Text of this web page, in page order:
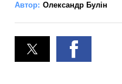
Автор: Олександр Булін